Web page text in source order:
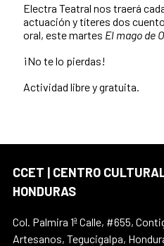
Electra Teatral nos traerá
actuación y títeres dos
oral, este martes El mago de
¡No te lo pierdas!
Actividad libre y gratuita.
CCET | CENTRO
HONDURAS
Col. Palmira 1ª Calle, #655,
Artesanos, Tegucigalpa,